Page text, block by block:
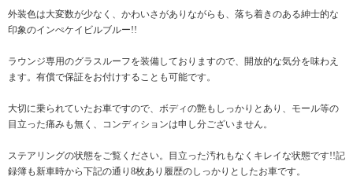
外装色は大変数が少なく、かわいさがありながらも、落ち着きのある紳士的な
印象のインぺケイビルブルー!!
ラウンジ専用のグラスルーフを装備しておりますので、開放的な気分を味わえ
ます。有償で保証をお付けすることも可能です。
大切に乗られていたお車ですので、ボディの艶もしっかりとあり、モール等の
目立った痛みも無く、コンディションは申し分ございません。
ステアリングの状態をご覧ください。目立った汚れもなくキレイな状態です!!記
録簿も新車時から下記の通り8枚あり履歴のしっかりとしたお車です。